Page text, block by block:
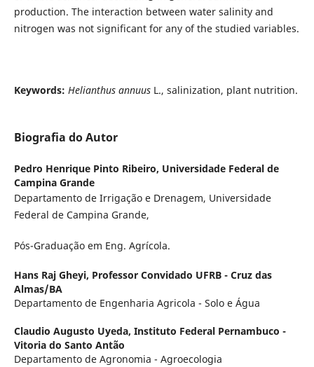
production. The interaction between water salinity and
nitrogen was not significant for any of the studied variables.
Keywords: Helianthus annuus L., salinization, plant nutrition.
Biografia do Autor
Pedro Henrique Pinto Ribeiro, Universidade Federal de
Campina Grande
Departamento de Irrigação e Drenagem, Universidade
Federal de Campina Grande,
Pós-Graduação em Eng. Agrícola.
Hans Raj Gheyi, Professor Convidado UFRB - Cruz das
Almas/BA
Departamento de Engenharia Agricola - Solo e Água
Claudio Augusto Uyeda, Instituto Federal Pernambuco -
Vitoria do Santo Antão
Departamento de Agronomia - Agroecologia